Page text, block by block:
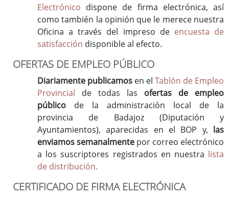
Electrónico dispone de firma electrónica, así
como también la opinión que le merece nuestra
Oficina a través del impreso de encuesta de
satisfacción disponible al efecto.
OFERTAS DE EMPLEO PÚBLICO
Diariamente publicamos en el Tablón de Empleo
Provincial de todas las ofertas de empleo
público de la administración local de la
provincia de Badajoz (Diputación y
Ayuntamientos), aparecidas en el BOP y, las
enviamos semanalmente por correo electrónico
a los suscriptores registrados en nuestra lista
de distribución.
CERTIFICADO DE FIRMA ELECTRÓNICA